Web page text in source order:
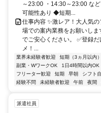
～23:00 ・14:30～23:00 な
可能性あり ◆短期...
仕事内容 ✨激レア！大人気
場での案内業務をお願いし
でご安心ください。 ✅登録
メ！...
業界未経験者歓迎 短期（3ヵ月以内）
副業・WワークOK
1日4時間以内OK
フリーター歓迎
短期 早朝 シフト
経験不問
未経験者歓迎 午前 夜間
派遣社員